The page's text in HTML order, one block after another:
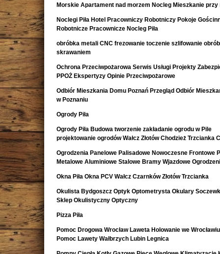
Morskie Apartament nad morzem Nocleg Mieszkanie przy
Noclegi Piła Hotel Pracowniczy Robotniczy Pokoje
Robotnicze Pracownicze Nocleg Piła
obróbka metali CNC frezowanie toczenie szlifowanie
skrawaniem
Ochrona Przeciwpożarowa Serwis Usługi Projekty
PPOŻ Ekspertyzy Opinie Przeciwpożarowe
Odbiór Mieszkania Domu Poznań Przegląd Odbiór
w Poznaniu
Ogrody Piła
Ogrody Piła Budowa tworzenie zakładanie ogrodu w Pile
projektowanie ogrodów Wałcz Złotów Chodzież Trzcianka
Ogrodzenia Panelowe Palisadowe Nowoczesne Frontowe
Metalowe Aluminiowe Stalowe Bramy Wjazdowe
Okna Piła Okna PCV Wałcz Czarnków Złotów Trzcianka
Okulista Bydgoszcz Optyk Optometrysta Okulary
Sklep Okulistyczny Optyczny
Pizza Piła
Pomoc Drogowa Wrocław Laweta Holowanie we
Pomoc Lawety Wałbrzych Lubin Legnica